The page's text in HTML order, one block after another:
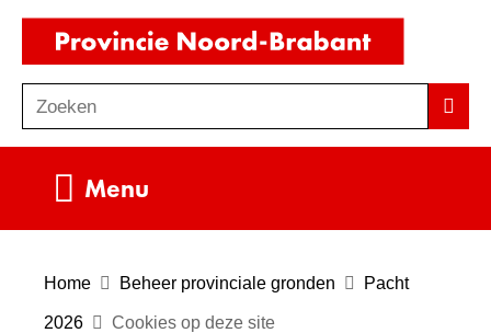
Ga
de
inhoud
o
e
Zoeken
Menu
Home Beheer provinciale gronden Pacht
2026 Cookies op deze site